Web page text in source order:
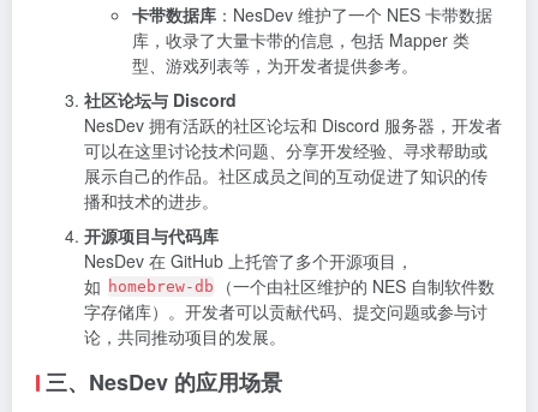
卡带数据库 ：NesDev 维护了一个 NES 卡带数据
库，收录了大量卡带的信息，包括 Mapper 类
型、游戏列表等，为开发者提供参考。
社区论坛与 Discord
NesDev 拥有活跃的社区论坛和 Discord 服务器，开发者
可以在这里讨论技术问题、分享开发经验、寻求帮助或
展示自己的作品。社区成员之间的互动促进了知识的传
播和技术的进步。
开源项目与代码库
NesDev 在 GitHub 上托管了多个开源项目，
如 homebrew-db
（一个由社区维护的 NES 自制软件数
字存储库）。开发者可以贡献代码、提交问题或参与讨
论，共同推动项目的发展。
三、NesDev 的应用场景